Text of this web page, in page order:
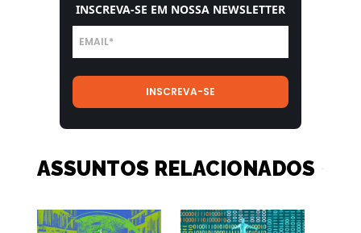
INSCREVA-SE EM NOSSA NEWSLETTER
ASSUNTOS RELACIONADOS